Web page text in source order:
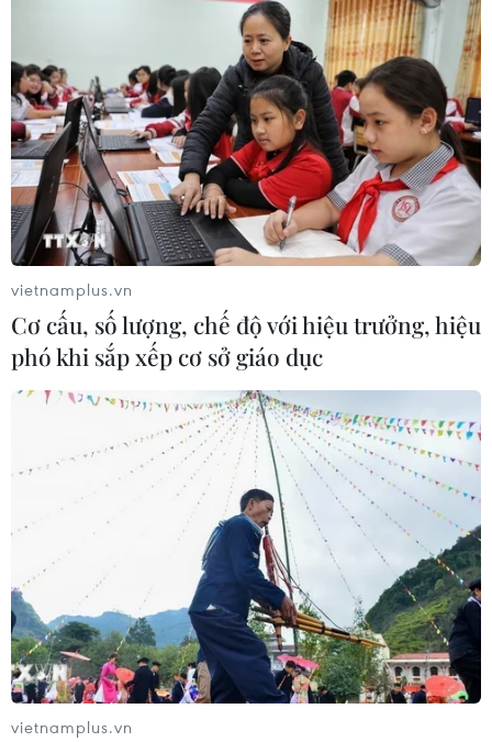
TIN CÙNG CHUYÊN MỤC
Vĩnh Long huy động nhiều nguồn tư
liệu phục vụ tìm kiếm hài cốt liệt sỹ
Bảo mẫu tại cơ sở mầm non thừa
nhận hành vi bạo hành hai trẻ
07/08/2026 12:27
vietnamplus.vn
Cơ cấu, số lượng, chế độ với hiệu trưởng, hiệu
phó khi sắp xếp cơ sở giáo dục
vietnamplus.vn